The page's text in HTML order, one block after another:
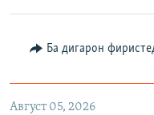
Ба дигарон
Август 05, 2026